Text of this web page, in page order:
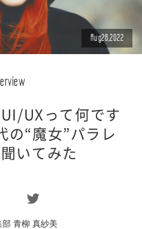
Aug26,2022
UXって何です
“魔女”パラレ
いてみた
部 青柳 真紗美